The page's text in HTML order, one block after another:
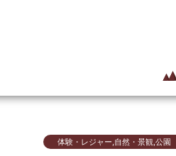
体験・レジャー,自然・景観,公園